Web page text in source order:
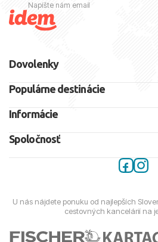
Napíšte nám email
Dovolenky
Populárne destinácie
Informácie
Spoločnosť
U nás nájdete ponuku od najlepších
cestovných kancelárií na